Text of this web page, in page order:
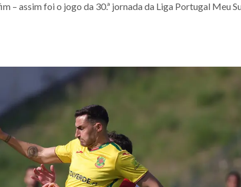
– assim foi o jogo da 30.ª jornada da Liga Portugal Meu